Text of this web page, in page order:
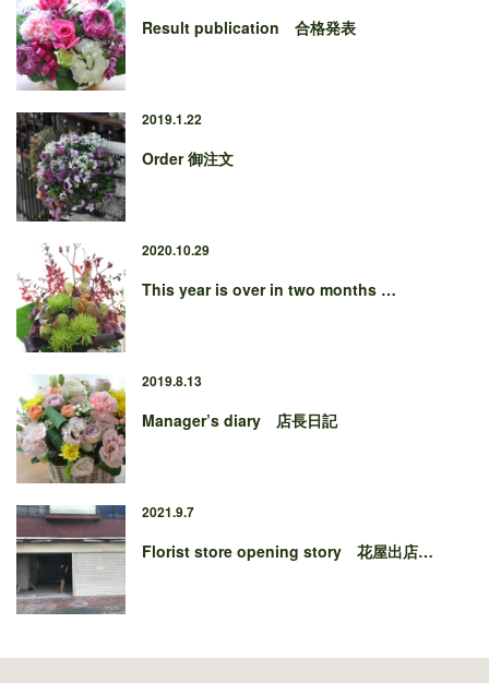
Result publication 合格発表
2019.1.22
Order 御注文
2020.10.29
This year is over in two months …
2019.8.13
Manager’s diary 店長日記
2021.9.7
Florist store opening story 花屋出店…